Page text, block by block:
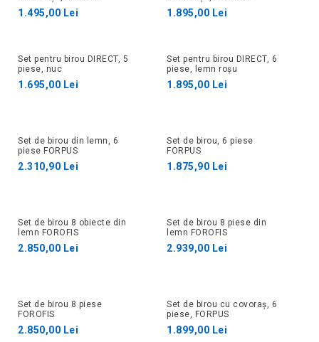
1.495,00 Lei 1.895,00 Lei
Set pentru birou DIRECT, 5
piese, nuc
1.695,00 Lei
Set pentru birou DIRECT, 6
piese, lemn roșu
1.895,00 Lei
Set de birou din lemn, 6
piese FORPUS
2.310,90 Lei
Set de birou, 6 piese
FORPUS
1.875,90 Lei
Set de birou 8 obiecte din
lemn FOROFIS
2.850,00 Lei
Set de birou 8 piese din
lemn FOROFIS
2.939,00 Lei
Set de birou 8 piese
FOROFIS
2.850,00 Lei
Set de birou cu covoraș, 6
piese, FORPUS
1.899,00 Lei